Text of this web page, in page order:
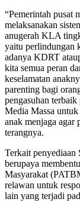
“Pemerintah pusat
melaksanakan
anugerah KLA
yaitu perlindungan
adanya KDRT
kita semua peran
keselamatan
parenting bagi
pengasuhan
Media Massa
anak menjaga agar
terangnya.
Terkait
berupaya
Masyarakat
relawan untuk
lain yang terjadi